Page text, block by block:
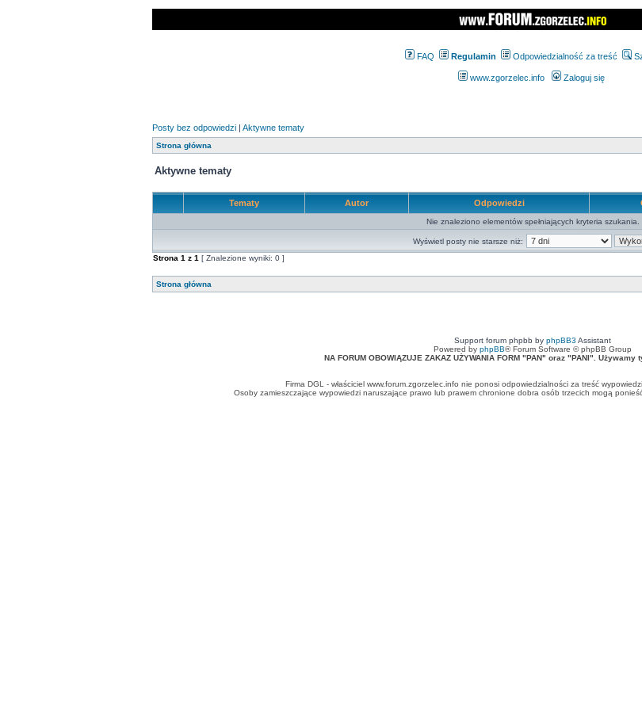
FAQ Regulamin Odpowiedzialność za treść
www.zgorzelec.info Zaloguj się
Posty bez odpowiedzi | Aktywne tematy
Strona główna
Aktywne tematy
Tematy Autor Odpowiedzi
Nie znaleziono elementów spełniających kryteria szukania.
Wyświetl posty nie starsze niż:
Strona 1 z 1 [ Znalezione wyniki: 0 ]
Strona główna
Support forum phpbb by phpBB3 Assistant
Powered by phpBB® Forum Software © phpBB Group
NA FORUM OBOWIĄZUJE ZAKAZ UŻYWANIA FORM "PAN" oraz "PANI".
Firma DGL - właściciel www.forum.zgorzelec.info nie ponosi odpowiedzialności za treść
Osoby zamieszczające wypowiedzi naruszające prawo lub prawem chronione dobra osób trzecich mogą